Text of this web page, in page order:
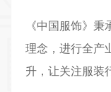
《中国服饰》
理念，进行全产
升，让关注服装